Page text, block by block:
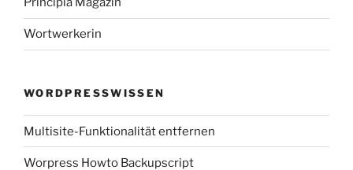
Wortwerkerin
WORDPRESSWISSEN
Multisite-Funktionalität entfernen
Worpress Howto Backupscript